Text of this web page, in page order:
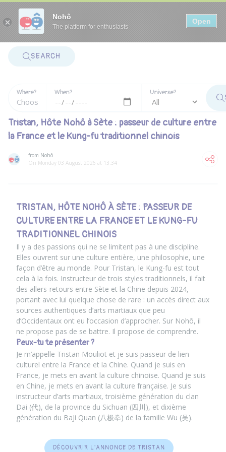
Nohô
The platform for enthusiasts
Open
SEARCH
Where? When? Universe?
Tristan, Hôte Nohô à Sète : passeur de culture entre
la France et le Kung-fu traditionnel chinois
from Nohô
On Monday 03 August 2026 at 13:34
TRISTAN, HÔTE NOHÔ À SÈTE : PASSEUR DE
CULTURE ENTRE LA FRANCE ET LE KUNG-FU
TRADITIONNEL CHINOIS
Il y a des passions qui ne se limitent pas à une discipline.
Elles ouvrent sur une culture entière, une philosophie, une
façon d’être au monde. Pour Tristan, le Kung-fu est tout
cela à la fois. Instructeur de trois styles traditionnels, il fait
des allers-retours entre Sète et la Chine depuis 2024,
portant avec lui quelque chose de rare : un accès direct aux
sources authentiques d’arts martiaux que peu
d’Occidentaux ont eu l’occasion d’approcher. Sur Nohô, il
ne propose pas de se battre. Il propose de comprendre.
Peux-tu te présenter ?
Je m’appelle Tristan Mouliot et je suis passeur de lien
culturel entre la France et la Chine. Quand je suis en
France, je mets en avant la culture chinoise. Quand je suis
en Chine, je mets en avant la culture française. Je suis
instructeur d’arts martiaux, troisième génération du clan
Dai (代), de la province du Sichuan (四川), et dixième
génération du BaJi Quan (八极拳) de la famille Wu (吴).
DÉCOUVRIR L'ANNONCE DE TRISTAN
Panneau de gestion des cookies